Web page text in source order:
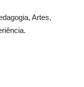
Artes,